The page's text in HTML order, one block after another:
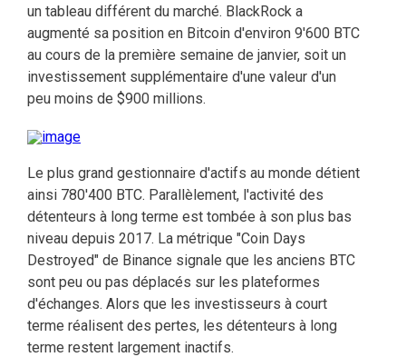
un tableau différent du marché. BlackRock a
augmenté sa position en Bitcoin d'environ 9'600 BTC
au cours de la première semaine de janvier, soit un
investissement supplémentaire d'une valeur d'un
peu moins de $900 millions.
Le plus grand gestionnaire d'actifs au monde détient
ainsi 780'400 BTC. Parallèlement, l'activité des
détenteurs à long terme est tombée à son plus bas
niveau depuis 2017. La métrique "Coin Days
Destroyed" de Binance signale que les anciens BTC
sont peu ou pas déplacés sur les plateformes
d'échanges. Alors que les investisseurs à court
terme réalisent des pertes, les détenteurs à long
terme restent largement inactifs.